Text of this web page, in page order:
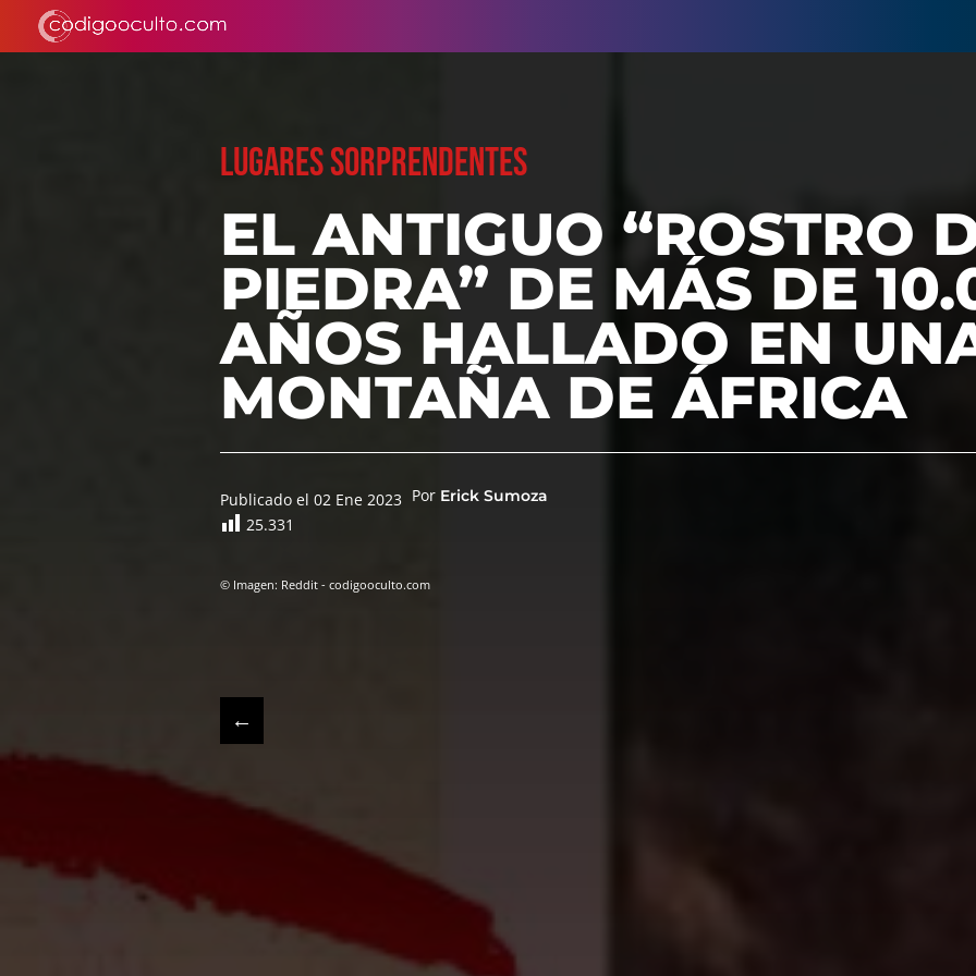
LUGARES SORPRENDENTES
EL ANTIGUO “ROSTRO
PIEDRA” DE MÁS DE
AÑOS HALLADO EN
MONTAÑA DE ÁFRICA
Publicado el 02 Ene 2023 Por Erick Sumoza
25.331
© Imagen: Reddit - codigooculto.com
←